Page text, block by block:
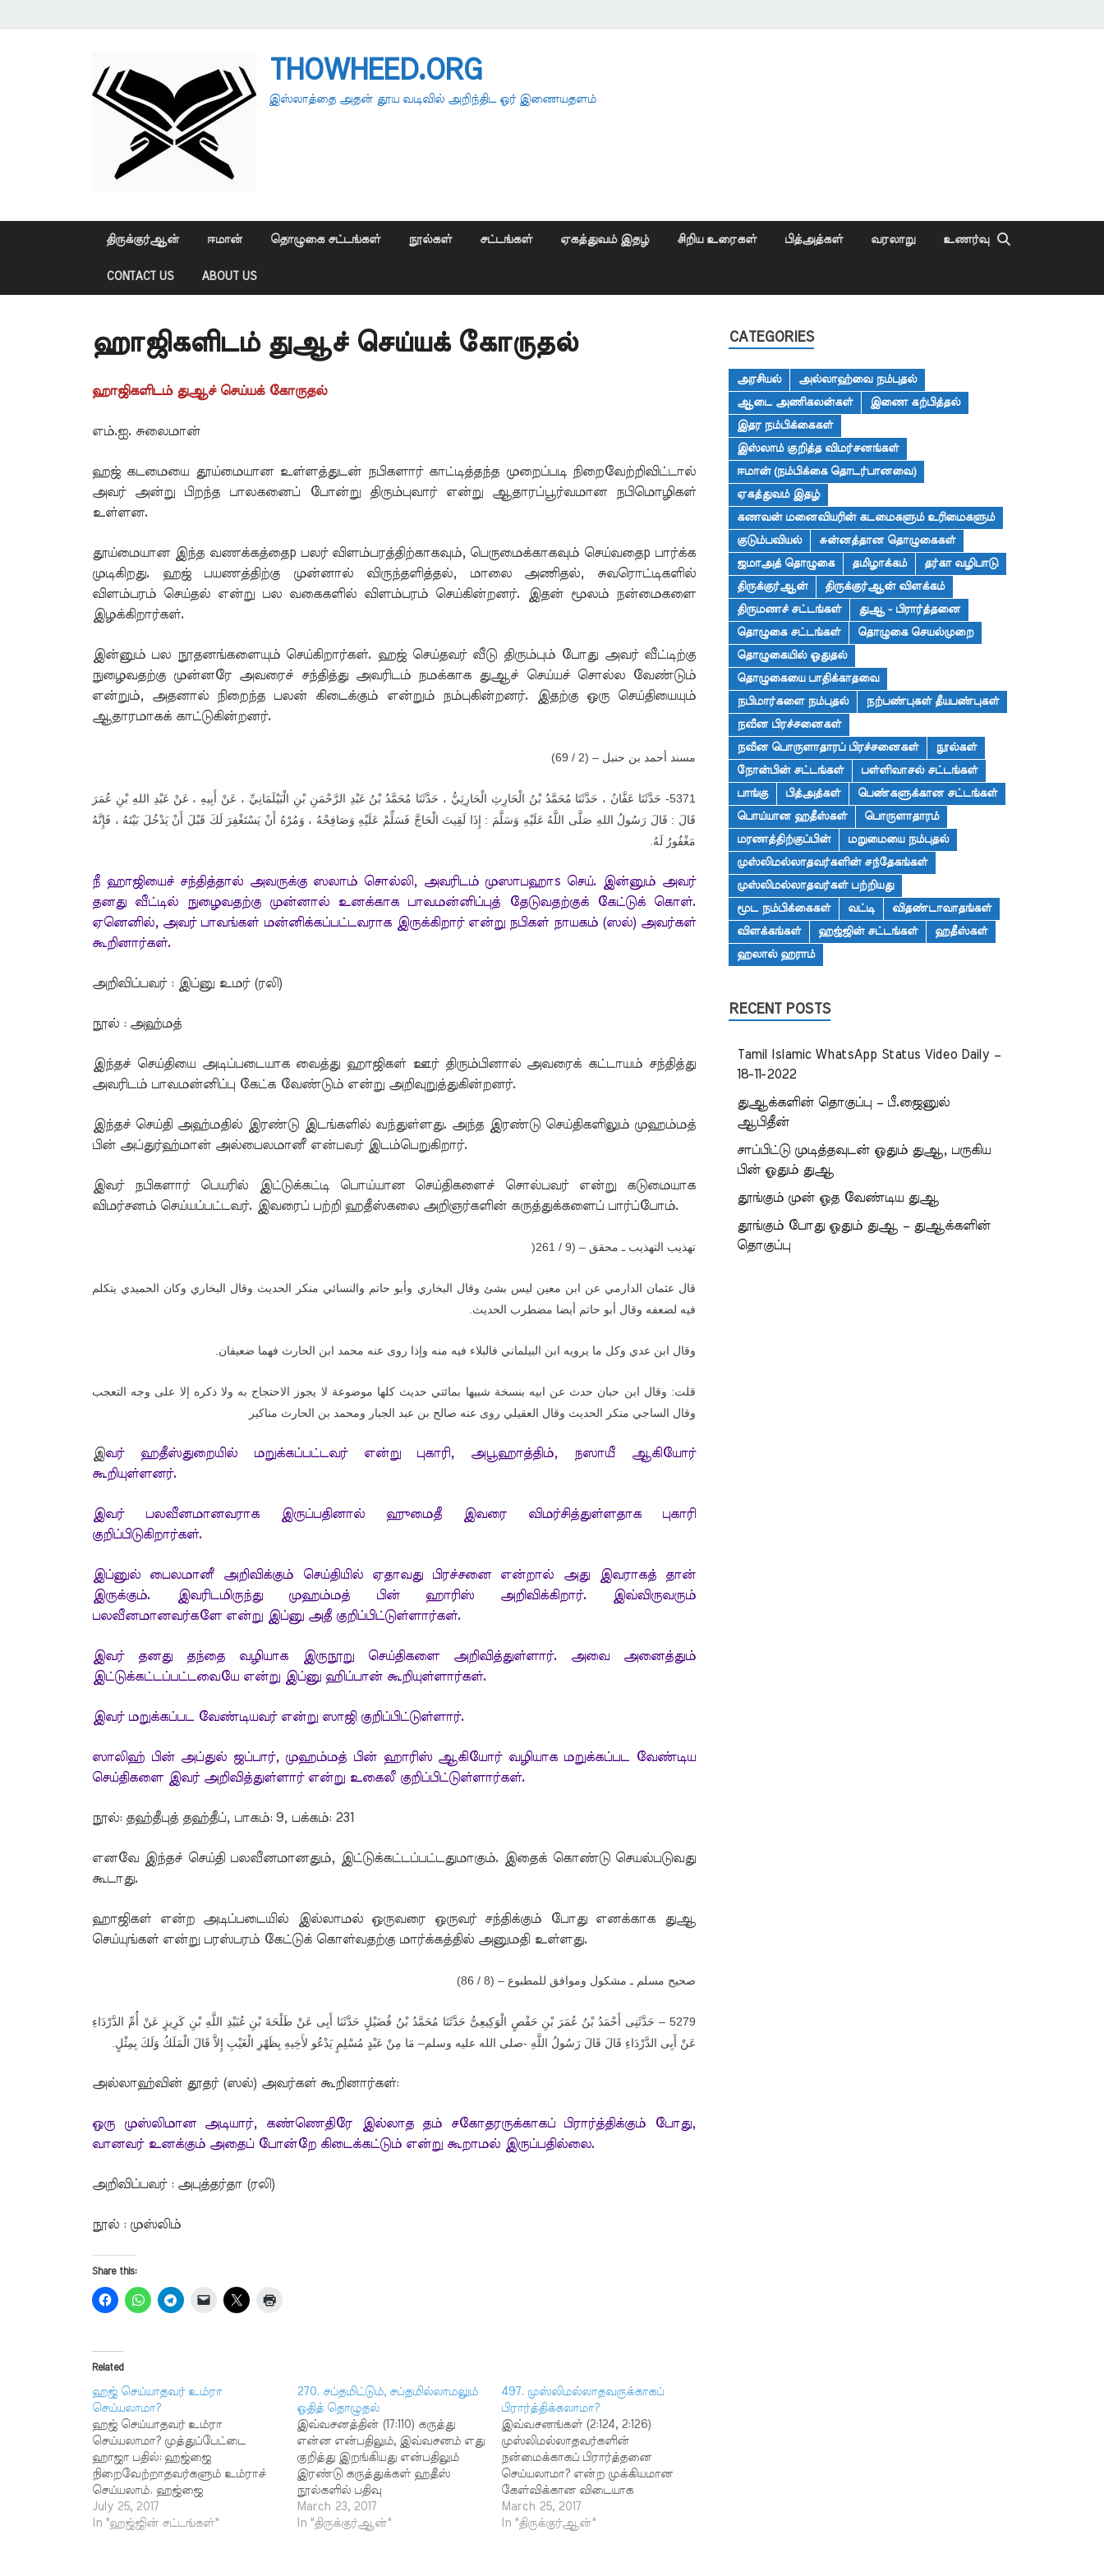
THOWHEED.ORG
இஸ்லாத்தை அதன் தூய வடிவில் அறிந்திட ஓர் இணையதளம்
திருக்குர்ஆன் ஈமான் தொழுகை சட்டங்கள் நூல்கள் சட்டங்கள் ஏகத்துவம் இதழ் சிறிய உரைகள் பித்அத்கள் வரலாறு உணர்வு
CONTACT US ABOUT US
ஹாஜிகளிடம் துஆச் செய்யக் கோருதல்
ஹாஜிகளிடம் துஆச் செய்யக் கோருதல்
எம்.ஐ. சுலைமான்
ஹஜ் கடமையை தூய்மையான உள்ளத்துடன் நபிகளார் காட்டித்தந்த முறைப்படி நிறைவேற்றிவிட்டால்
அவர் அன்று பிறந்த பாலகனைப் போன்று திரும்புவார் என்று ஆதாரப்பூர்வமான நபிமொழிகள்
உள்ளன.
தூய்மையான இந்த வணக்கத்தைp பலர் விளம்பரத்திற்காகவும், பெருமைக்காகவும் செய்வதைp பார்க்க
முடிகிறது. ஹஜ் பயணத்திற்கு முன்னால் விருந்தளித்தல், மாலை அணிதல், சுவரொட்டிகளில்
விளம்பரம் செய்தல் என்று பல வகைகளில் விளம்பரம் செய்கின்றனர். இதன் மூலம் நன்மைகளை
இழக்கிறார்கள்.
இன்னும் பல நூதனங்களையும் செய்கிறார்கள். ஹஜ் செய்தவர் வீடு திரும்பும் போது அவர் வீட்டிற்கு
நுழைவதற்கு முன்னரே அவரைச் சந்தித்து அவரிடம் நமக்காக துஆச் செய்யச் சொல்ல வேண்டும்
என்றும், அதனால் நிறைந்த பலன் கிடைக்கும் என்றும் நம்புகின்றனர். இதற்கு ஒரு செய்தியையும்
ஆதாரமாகக் காட்டுகின்றனர்.
مسند أحمد بن حنبل – (2 / 69 )
5371-
حَدَّثَنَا عَفَّانُ ، حَدَّثَنَا مُحَمَّدُ بْنُ الْحَارِثِ الْحَارِثِيُّ ، حَدَّثَنَا مُحَمَّدُ بْنُ عَبْدِ الرَّحْمَنِ بْنِ الْبَيْلَمَانِيِّ ، عَنْ أَبِيهِ ، عَنْ عَبْدِ اللهِ بْنِ عُمَرَ
قَالَ : قَالَ رَسُولُ اللهِ صَلَّى اللَّهُ عَلَيْهِ وَسَلَّمَ : إِذَا لَقِيتَ الْحَاجَّ فَسَلِّمْ عَلَيْهِ وَصَافِحْهُ ، وَمُرْهُ أَنْ يَسْتَغْفِرَ لَكَ قَبْلَ أَنْ يَدْخُلَ بَيْتَهُ ، فَإِنَّهُ
مَغْفُورٌ لَهُ
நீ ஹாஜியைச் சந்தித்தால் அவருக்கு ஸலாம் சொல்லி, அவரிடம் முஸாபஹாs செய். இன்னும் அவர்
தனது வீட்டில் நுழைவதற்கு முன்னால் உனக்காக பாவமன்னிப்புத் தேடுவதற்குக் கேட்டுக் கொள்.
ஏனெனில், அவர் பாவங்கள் மன்னிக்கப்பட்டவராக இருக்கிறார் என்று நபிகள் நாயகம் (ஸல்) அவர்கள்
கூறினார்கள்.
அறிவிப்பவர் : இப்னு உமர் (ரலி)
நூல் : அஹ்மத்
இந்தச் செய்தியை அடிப்படையாக வைத்து ஹாஜிகள் ஊர் திரும்பினால் அவரைக் கட்டாயம் சந்தித்து
அவரிடம் பாவமன்னிப்பு கேட்க வேண்டும் என்று அறிவுறுத்துகின்றனர்.
இந்தச் செய்தி அஹ்மதில் இரண்டு இடங்களில் வந்துள்ளது. அந்த இரண்டு செய்திகளிலும் முஹம்மத்
பின் அப்துர்ஹ்மான் அல்பைலமானீ என்பவர் இடம்பெறுகிறார்.
இவர் நபிகளார் பெயரில் இட்டுக்கட்டி பொய்யான செய்திகளைச் சொல்பவர் என்று கடுமையாக
விமர்சனம் செய்யப்பட்டவர். இவரைப் பற்றி ஹதீஸ்கலை அறிஞர்களின் கருத்துக்களைப் பார்ப்போம்.
تهذيب التهذيب ـ محقق – (9 / 261 (
قال عثمان الدارمي عن ابن معين ليس بشئ وقال البخاري وأبو حاتم والنسائي منكر الحديث وقال البخاري وكان الحميدي يتكلم
فيه لضعفه وقال أبو حاتم أيضا مضطرب الحديث
وقال ابن عدي وكل ما يرويه ابن البيلماني فالبلاء فيه منه وإذا روى عنه محمد ابن الحارث فهما ضعيفان
قلت: وقال ابن حبان حدث عن ابيه بنسخة شبيها بمائتي حديث كلها موضوعة لا يجوز الاحتجاج به ولا ذكره إلا على وجه التعجب
وقال الساجي منكر الحديث وقال العقيلي روى عنه صالح بن عبد الجبار ومحمد بن الحارث مناكير
இவர் ஹதீஸ்துறையில் மறுக்கப்பட்டவர் என்று புகாரி, அபூஹாத்திம், நஸாயீ ஆகியோர்
கூறியுள்ளனர்.
இவர் பலவீனமானவராக இருப்பதினால் ஹுமைதீ இவரை விமர்சித்துள்ளதாக புகாரி
குறிப்பிடுகிறார்கள்.
இப்னுல் பைலமானீ அறிவிக்கும் செய்தியில் ஏதாவது பிரச்சனை என்றால் அது இவராகத் தான்
இருக்கும். இவரிடமிருந்து முஹம்மத் பின் ஹாரிஸ் அறிவிக்கிறார். இவ்விருவரும்
பலவீனமானவர்களே என்று இப்னு அதீ குறிப்பிட்டுள்ளார்கள்.
இவர் தனது தந்தை வழியாக இருநூறு செய்திகளை அறிவித்துள்ளார். அவை அனைத்தும்
இட்டுக்கட்டப்பட்டவையே என்று இப்னு ஹிப்பான் கூறியுள்ளார்கள்.
இவர் மறுக்கப்பட வேண்டியவர் என்று ஸாஜி குறிப்பிட்டுள்ளார்.
ஸாலிஹ் பின் அப்துல் ஜப்பார், முஹம்மத் பின் ஹாரிஸ் ஆகியோர் வழியாக மறுக்கப்பட வேண்டிய
செய்திகளை இவர் அறிவித்துள்ளார் என்று உகைலீ குறிப்பிட்டுள்ளார்கள்.
நூல்: தஹ்தீபுத் தஹ்தீப், பாகம்: 9, பக்கம்: 231
எனவே இந்தச் செய்தி பலவீனமானதும், இட்டுக்கட்டப்பட்டதுமாகும். இதைக் கொண்டு செயல்படுவது
கூடாது.
ஹாஜிகள் என்ற அடிப்படையில் இல்லாமல் ஒருவரை ஒருவர் சந்திக்கும் போது எனக்காக துஆ
செய்யுங்கள் என்று பரஸ்பரம் கேட்டுக் கொள்வதற்கு மார்க்கத்தில் அனுமதி உள்ளது.
صحيح مسلم ـ مشكول وموافق للمطبوع – (8 / 86 )
5279 –
حَدَّثَنِى أَحْمَدُ بْنُ عُمَرَ بْنِ حَفْصٍ الْوَكِيعِىُّ حَدَّثَنَا مُحَمَّدُ بْنُ فُضَيْلٍ حَدَّثَنَا أَبِى عَنْ طَلْحَةَ بْنِ عُبَيْدِ اللَّهِ بْنِ كَرِيزٍ عَنْ أُمِّ الدَّرْدَاءِ
عَنْ أَبِى الدَّرْدَاءِ قَالَ قَالَ رَسُولُ اللَّهِ -صلى الله عليه وسلم– مَا مِنْ عَبْدٍ مُسْلِمٍ يَدْعُو لأَخِيهِ بِظَهْرِ الْغَيْبِ إِلاَّ قَالَ الْمَلَكُ وَلَكَ بِمِثْلٍ
அல்லாஹ்வின் தூதர் (ஸல்) அவர்கள் கூறினார்கள்:
ஒரு முஸ்லிமான அடியார், கண்ணெதிரே இல்லாத தம் சகோதரருக்காகப் பிரார்த்திக்கும் போது,
வானவர் உனக்கும் அதைப் போன்றே கிடைக்கட்டும் என்று கூறாமல் இருப்பதில்லை.
அறிவிப்பவர் : அபுத்தர்தா (ரலி)
நூல் : முஸ்லிம்
Share this:
Related
ஹஜ் செய்யாதவர் உம்ரா
செய்யலாமா?
ஹஜ் செய்யாதவர் உம்ரா
செய்யலாமா? முத்துப்பேட்டை
ஹாஜா பதில்: ஹஜ்ஜை
நிறைவேற்றாதவர்களும் உம்ராச்
செய்யலாம். ஹஜ்ஜை
நிறைவேற்றுவதற்கு முன்னால்
உம்ரா செய்யக் கூடாது என்று சிலர்
July 25, 2017
In "ஹஜ்ஜின் சட்டங்கள்"
270. சப்தமிட்டும், சப்தமில்லாமலும்
ஓதித் தொழுதல்
இவ்வசனத்தின் (17:110) கருத்து
என்ன என்பதிலும், இவ்வசனம் எது
குறித்து இறங்கியது என்பதிலும்
இரண்டு கருத்துக்கள் ஹதீஸ்
நூல்களில் பதிவு
செய்யப்பட்டுள்ளன. இறைவனிடம்
பிரார்த்தனை செய்வது குறித்து
March 23, 2017
In "திருக்குர்ஆன்"
497. முஸ்லிமல்லாதவருக்காகப்
பிரார்த்திக்கலாமா?
இவ்வசனங்கள் (2:124, 2:126)
முஸ்லிமல்லாதவர்களின்
நன்மைக்காகப் பிரார்த்தனை
செய்யலாமா? என்ற முக்கியமான
கேள்விக்கான விடையாக
அமைந்துள்ளன. இப்ராஹீம் நபி
அவர்களை மனிதகுல
March 25, 2017
In "திருக்குர்ஆன்"
CATEGORIES
அரசியல்
அல்லாஹ்வை நம்புதல்
ஆடை அணிகலன்கள்
இணை கற்பித்தல்
இதர நம்பிக்கைகள்
இஸ்லாம் குறித்த விமர்சனங்கள்
ஈமான் (நம்பிக்கை தொடர்பானவை)
ஏகத்துவம் இதழ்
கணவன் மனைவியரின் கடமைகளும் உரிமைகளும்
குடும்பவியல்
சுன்னத்தான தொழுகைகள்
ஜமாஅத் தொழுகை
தமிழாக்கம்
தர்கா வழிபாடு
திருக்குர்ஆன்
திருக்குர்ஆன் விளக்கம்
திருமணச் சட்டங்கள்
துஆ - பிரார்த்தனை
தொழுகை சட்டங்கள்
தொழுகை செயல்முறை
தொழுகையில் ஓதுதல்
தொழுகையை பாதிக்காதவை
நபிமார்களை நம்புதல்
நற்பண்புகள் தீயபண்புகள்
நவீன பிரச்சனைகள்
நவீன பொருளாதாரப் பிரச்சனைகள்
நூல்கள்
நோன்பின் சட்டங்கள்
பள்ளிவாசல் சட்டங்கள்
பாங்கு
பித்அத்கள்
பெண்களுக்கான சட்டங்கள்
பொய்யான ஹதீஸ்கள்
பொருளாதாரம்
மரணத்திற்குப்பின்
மறுமையை நம்புதல்
முஸ்லிமல்லாதவர்களின் சந்தேகங்கள்
முஸ்லிமல்லாதவர்கள் பற்றியது
மூட நம்பிக்கைகள்
வட்டி
விதண்டாவாதங்கள்
விளக்கங்கள்
ஹஜ்ஜின் சட்டங்கள்
ஹதீஸ்கள்
ஹலால் ஹராம்
RECENT POSTS
Tamil Islamic WhatsApp Status Video Daily –
18-11-2022
துஆக்களின் தொகுப்பு – பீ.ஜைனுல்
ஆபிதீன்
சாப்பிட்டு முடித்தவுடன் ஓதும் துஆ, பருகிய
பின் ஓதும் துஆ
தூங்கும் முன் ஓத வேண்டிய துஆ
தூங்கும் போது ஓதும் துஆ – துஆக்களின்
தொகுப்பு